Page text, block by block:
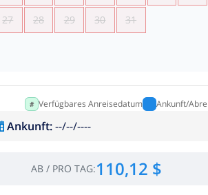
27 28 29 30 31
Verfügbares Anreisedatum Ankunft/
Ankunft:--/--/----
AB/ PRO TAG:110,12 $